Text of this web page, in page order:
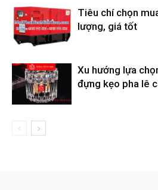
Tiêu chí chọn
lượng, giá tốt
Xu hướng lựa
đựng kẹo pha lê